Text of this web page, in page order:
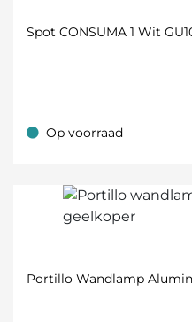
Spot CONSUMA 1 Wit
Op voorraad
Op voorraad
Portillo Wandlamp